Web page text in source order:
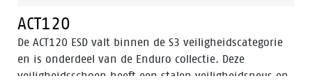
ACT120
De ACT120 ESD valt binnen de S3 veiligheidscategorie
en is onderdeel van de Enduro collectie. Deze
veiligheidsschoen heeft een stalen veiligheidsneus en